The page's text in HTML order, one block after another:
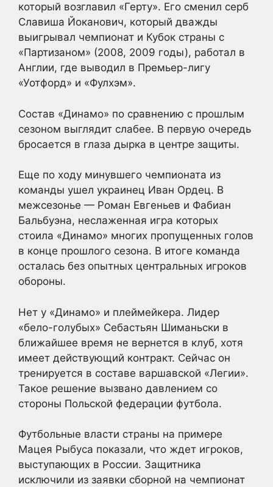
который возглавил «Герту». Его сменил серб
Славиша Йоканович, который дважды
выигрывал чемпионат и Кубок страны с
«Партизаном» (2008, 2009 годы), работал в
Англии, где выводил в Премьер-лигу
«Уотфорд» и «Фулхэм».
Состав «Динамо» по сравнению с прошлым
сезоном выглядит слабее. В первую очередь
бросается в глаза дырка в центре защиты.
Еще по ходу минувшего чемпионата из
команды ушел украинец Иван Ордец. В
межсезонье — Роман Евгеньев и Фабиан
Бальбуэна, неслаженная игра которых
стоила «Динамо» многих пропущенных голов
в конце прошлого сезона. В итоге команда
осталась без опытных центральных игроков
обороны.
Нет у «Динамо» и плеймейкера. Лидер
«бело-голубых» Себастьян Шиманьски в
ближайшее время не вернется в клуб, хотя
имеет действующий контракт. Сейчас он
тренируется в составе варшавской «Легии».
Такое решение вызвано давлением со
стороны Польской федерации футбола.
Футбольные власти страны на примере
Мацея Рыбуса показали, что ждет игроков,
выступающих в России. Защитника
исключили из заявки сборной на чемпионат